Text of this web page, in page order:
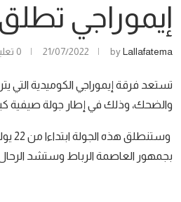
إيموراجي
byLallafatema
21/07/2022 0 تعليقات
تستعد فرقة إيموراجي الكوميدية التي
والضحك، وذلك في إطار جولة صيفية
بجمهور العاصمة الرباط وستشد